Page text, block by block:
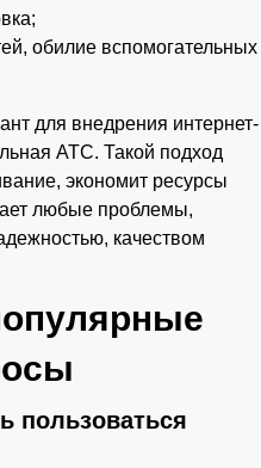
обилие вспомогательных
для внедрения интернет-
АТС. Такой подход
экономит ресурсы
любые проблемы,
качеством
пользоваться